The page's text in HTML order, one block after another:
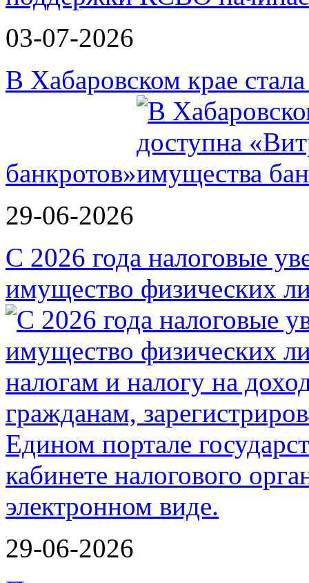
03-07-2026
В Хабаровском крае
банкротов»
29-06-2026
С 2026 года налоговые
имущество физических
29-06-2026